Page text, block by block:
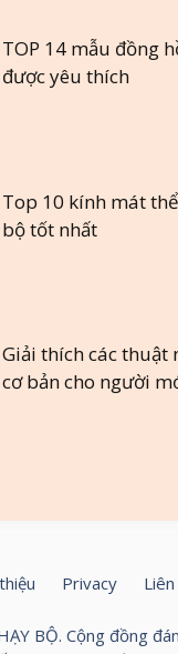
TOP 14 mẫu đồng
được yêu thích
Top 10 kính mát
bộ tốt nhất
Giải thích các thuật
cơ bản cho người
Privacy
BỘ. Cộng đồng